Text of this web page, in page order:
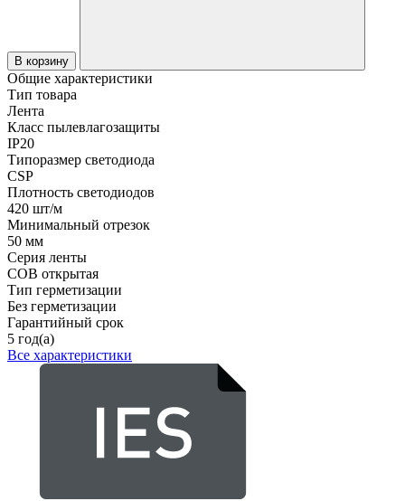
В корзину
Общие характеристики
Тип товара
Лента
Класс пылевлагозащиты
IP20
Типоразмер светодиода
CSP
Плотность светодиодов
420 шт/м
Минимальный отрезок
50 мм
Серия ленты
COB открытая
Тип герметизации
Без герметизации
Гарантийный срок
5 год(а)
Все характеристики